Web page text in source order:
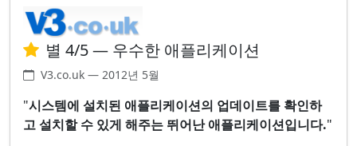
별 4/5 — 우수한 애플리케이션
V3.co.uk — 2012년 5월
"시스템에 설치된 애플리케이션의 업데이트를 확인하
고 설치할 수 있게 해주는 뛰어난 애플리케이션입니다."